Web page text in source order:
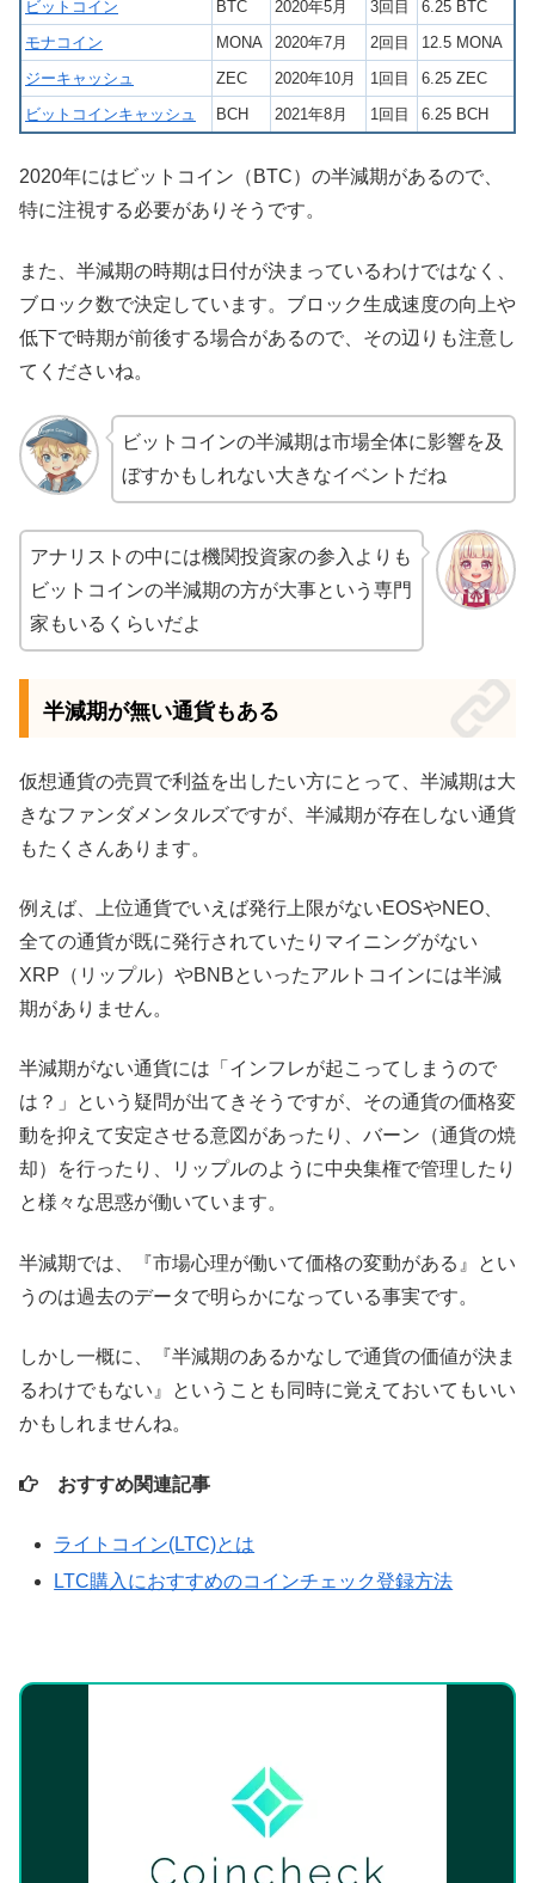
ビットコイン BTC 2020年5月 3回目
6.25 BTC
モナコイン
MONA 2020年7月 2回目
12.5 MONA
ジーキャッシュ
ZEC 2020年10月 1回目
6.25 ZEC
ビットコインキャッシュ
BCH 2021年8月 1回目 6.25 BCH
2020年にはビットコイン（BTC）の半減期があるので、
特に注視する必要がありそうです。
また、半減期の時期は日付が決まっているわけではなく、
ブロック数で決定しています。ブロック生成速度の向上や
低下で時期が前後する場合があるので、その辺りも注意し
てくださいね。
ビットコインの半減期は市場全体に影響を及
ぼすかもしれない大きなイベントだね
アナリストの中には機関投資家の参入よりも
ビットコインの半減期の方が大事という専門
家もいるくらいだよ
半減期が無い通貨もある
仮想通貨の売買で利益を出したい方にとって、半減期は大
きなファンダメンタルズですが、半減期が存在しない通貨
もたくさんあります。
例えば、上位通貨でいえば発行上限がないEOSやNEO、
全ての通貨が既に発行されていたりマイニングがない
XRP（リップル）やBNBといったアルトコインには半減
期がありません。
半減期がない通貨には「インフレが起こってしまうので
は？」という疑問が出てきそうですが、その通貨の価格変
動を抑えて安定させる意図があったり、バーン（通貨の焼
却）を行ったり、リップルのように中央集権で管理したり
と様々な思惑が働いています。
半減期では、『市場心理が働いて価格の変動がある』とい
うのは過去のデータで明らかになっている事実です。
しかし一概に、『半減期のあるかなしで通貨の価値が決ま
るわけでもない』ということも同時に覚えておいてもいい
かもしれませんね。
おすすめ関連記事
ライトコイン(LTC)とは
LTC購入におすすめのコインチェック登録方法